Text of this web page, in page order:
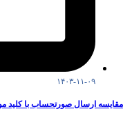
۱۴۰۳-۱۱-۰۹
مقایسه ارسال صورتحساب با کلید